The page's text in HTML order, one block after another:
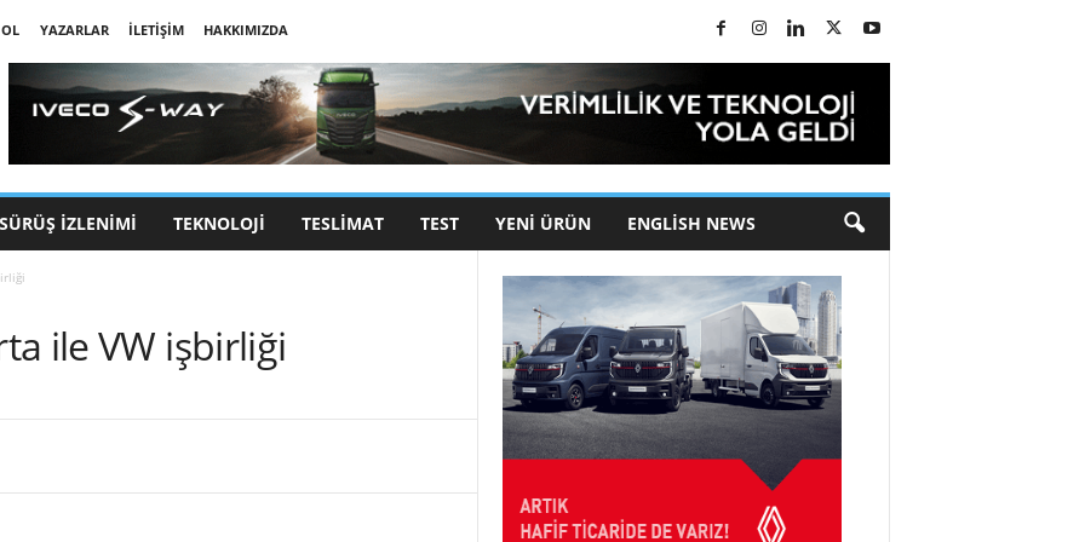
YAZARLAR İLETIŞIM
HAKKIMIZDA
SÜRÜŞ İZLENIMI TEKNOLOJI TESLIMAT TEST YENI ÜRÜN ENGLISH NEWS
ile VW işbirliği